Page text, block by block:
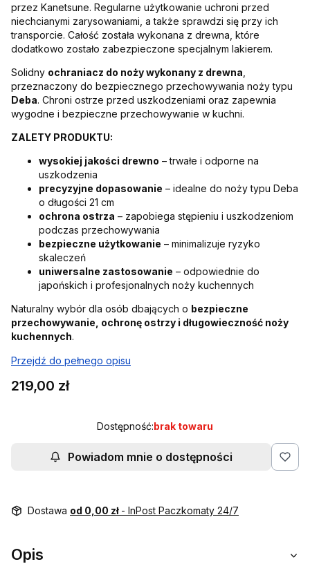
przez Kanetsune. Regularne użytkowanie uchroni przed
niechcianymi zarysowaniami, a także sprawdzi się przy ich
transporcie. Całość została wykonana z drewna, które
dodatkowo zostało zabezpieczone specjalnym lakierem.
Solidny ochraniacz do noży wykonany z drewna
przeznaczony do bezpiecznego przechowywania noży typu
Deba. Chroni ostrze przed uszkodzeniami oraz zapewnia
wygodne i bezpieczne przechowywanie w kuchni.
ZALETY PRODUKTU:
wysokiej jakości drewno – trwałe i odporne na
uszkodzenia
precyzyjne dopasowanie – idealne do noży typu Deba
o długości 21 cm
ochrona ostrza – zapobiega stępieniu i uszkodzeniom
podczas przechowywania
bezpieczne użytkowanie – minimalizuje ryzyko
skaleczeń
uniwersalne zastosowanie – odpowiednie do
japońskich i profesjonalnych noży kuchennych
Naturalny wybór dla osób dbających o bezpieczne
przechowywanie, ochronę ostrzy i długowieczność noży
kuchennych.
Przejdź do pełnego opisu
Cena
219,00 zł
Dostępność:brak towaru
Powiadom mnie o dostępności
Dostawa od 0,00 zł - InPost Paczkomaty 24/7
Opis